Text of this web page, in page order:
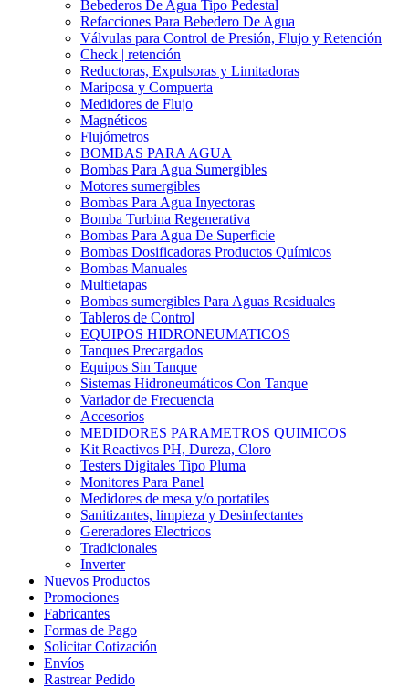
Bebederos De Agua Tipo Pedestal
Refacciones Para Bebedero De Agua
Válvulas para Control de Presión, Flujo y Retención
Check | retención
Reductoras, Expulsoras y Limitadoras
Mariposa y Compuerta
Medidores de Flujo
Magnéticos
Flujómetros
BOMBAS PARA AGUA
Bombas Para Agua Sumergibles
Motores sumergibles
Bombas Para Agua Inyectoras
Bomba Turbina Regenerativa
Bombas Para Agua De Superficie
Bombas Dosificadoras Productos Químicos
Bombas Manuales
Multietapas
Bombas sumergibles Para Aguas Residuales
Tableros de Control
EQUIPOS HIDRONEUMATICOS
Tanques Precargados
Equipos Sin Tanque
Sistemas Hidroneumáticos Con Tanque
Variador de Frecuencia
Accesorios
MEDIDORES PARAMETROS QUIMICOS
Kit Reactivos PH, Dureza, Cloro
Testers Digitales Tipo Pluma
Monitores Para Panel
Medidores de mesa y/o portatiles
Sanitizantes, limpieza y Desinfectantes
Gereradores Electricos
Tradicionales
Inverter
Nuevos Productos
Promociones
Fabricantes
Formas de Pago
Solicitar Cotización
Envíos
Rastrear Pedido